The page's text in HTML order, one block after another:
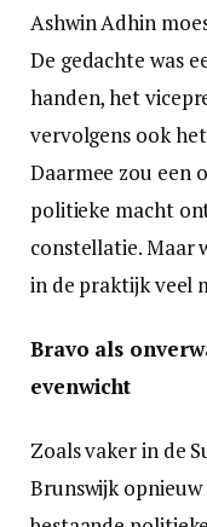
Ashwin Adhin
De gedachte was
handen, het
vervolgens ook
Daarmee zou een
politieke macht
constellatie. Maar
in de praktijk veel
Bravo als
evenwicht
Zoals vaker in de
Brunswijk